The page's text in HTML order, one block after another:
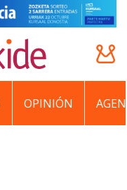
OPINIÓN